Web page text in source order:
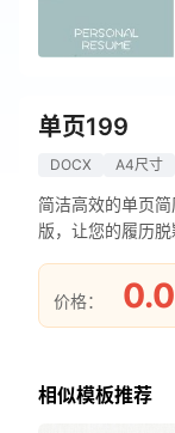
单页199
DOCX A4尺寸
简洁高效的单页
版，让您的履历脱
价格：
相似模板推荐